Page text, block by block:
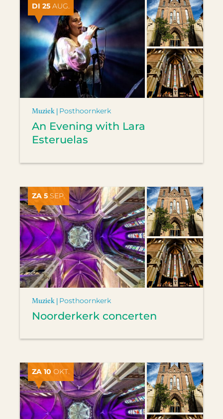
DI 25 AUG.
Muziek | Posthoornkerk
An Evening with Lara
Esteruelas
ZA 5 SEP.
Muziek | Posthoornkerk
Noorderkerk concerten
ZA 10 OKT.